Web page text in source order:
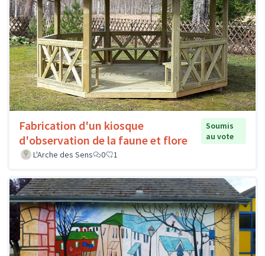
Fabrication d'un kiosque
d'observation de la faune et flore
Soumis
au vote
L'Arche des Sens
0 1